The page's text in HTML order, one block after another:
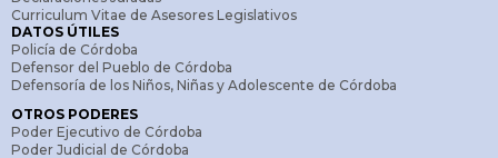
Curriculum Vitae de Asesores Legislativos
DATOS ÚTILES
Policía de Córdoba
Defensor del Pueblo de Córdoba
Defensoría de los Niños, Niñas y Adolescente de Córdoba
OTROS PODERES
Poder Ejecutivo de Córdoba
Poder Judicial de Córdoba